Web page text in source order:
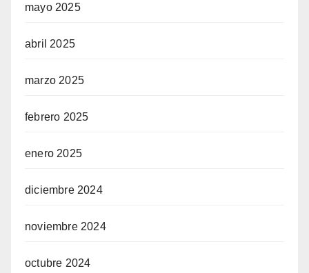
mayo 2025
abril 2025
marzo 2025
febrero 2025
enero 2025
diciembre 2024
noviembre 2024
octubre 2024